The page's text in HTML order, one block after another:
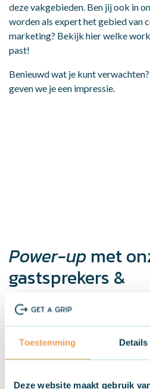
Toestemming Details
Deze website maakt gebruik
deze vakgebieden. Ben jij ook in
worden als expert het gebied van
marketing? Bekijk hierwelke
past!
Benieuwd wat je kunt
geven we je een impressie.
Power-up met
gastsprekers &
inspiratiesessies
Wij geven je niet alleen
op te doen tijdens onze business
Saskia de Vries (Gemeente